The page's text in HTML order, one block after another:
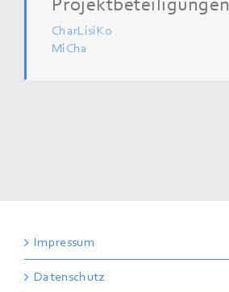
Projektbeteiligungen
CharLisiKo
MiCha
Impressum
Datenschutz